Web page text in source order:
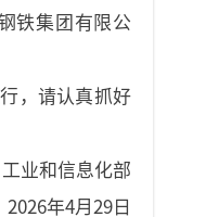
铁集团有限公
，请认真抓好
工业和信息化部
2026年4月29日